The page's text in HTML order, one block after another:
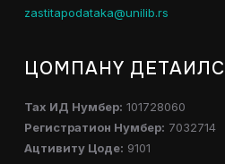
zastitapodataka@unilib.rs
ЦОМПАНY ДЕТАИЛС
Таx ИД Нумбер: 101728060
Регистратион Нумбер: 7032714
Ацтивитy Цоде: 9101